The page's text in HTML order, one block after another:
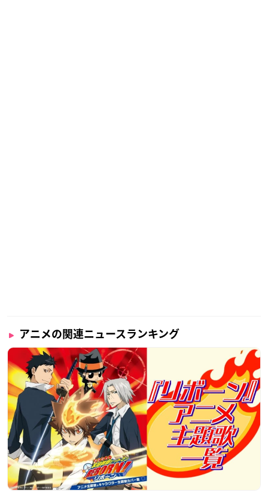
アニメの関連ニュースランキング